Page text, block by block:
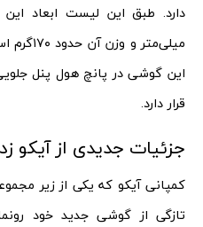
قرار دارد.
جزئیات جدیدی از آیکو
کمپانی آیکو که یکی از زیر
تازگی از گوشی جدید خود